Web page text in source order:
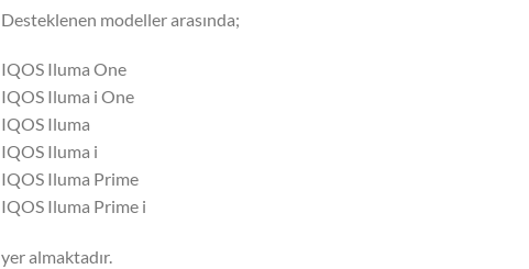
Desteklenen modeller arasında;
IQOS Iluma One
IQOS Iluma i One
IQOS Iluma
IQOS Iluma i
IQOS Iluma Prime
IQOS Iluma Prime i
yer almaktadır.